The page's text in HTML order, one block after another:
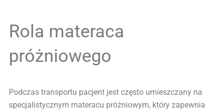
Rola materaca
próżniowego
Podczas transportu pacjent jest często umieszczany na
specjalistycznym materacu próżniowym, który zapewnia